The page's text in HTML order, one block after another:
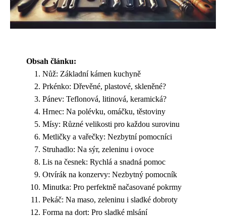
Obsah článku:
Nůž: Základní kámen kuchyně
Prkénko: Dřevěné, plastové, skleněné?
Pánev: Teflonová, litinová, keramická?
Hrnec: Na polévku, omáčku, těstoviny
Mísy: Různé velikosti pro každou surovinu
Metličky a vařečky: Nezbytní pomocníci
Struhadlo: Na sýr, zeleninu i ovoce
Lis na česnek: Rychlá a snadná pomoc
Otvírák na konzervy: Nezbytný pomocník
Minutka: Pro perfektně načasované pokrmy
Pekáč: Na maso, zeleninu i sladké dobroty
Forma na dort: Pro sladké mlsání